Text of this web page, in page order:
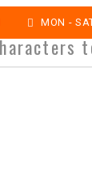
MON -